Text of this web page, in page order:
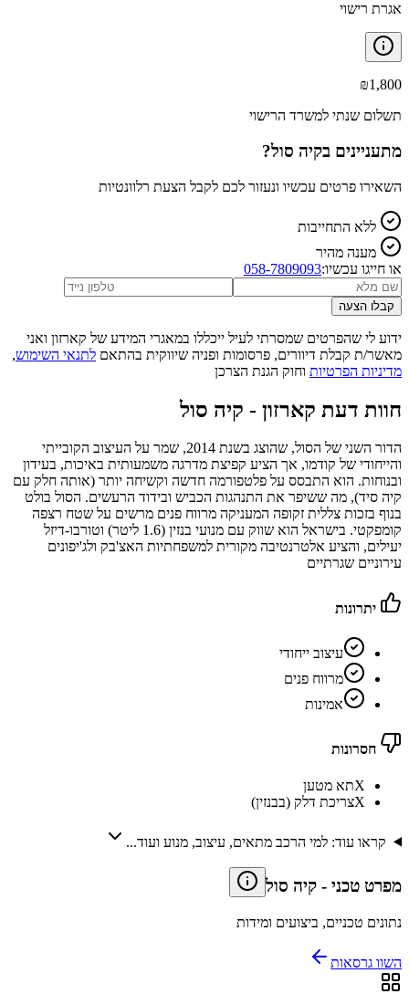
אגרת רישוי
₪1,800
תשלום שנתי למשרד הרישוי
מתעניינים בקיה סול?
השאירו פרטים עכשיו ונעזור לכם לקבל הצעת רלוונטיות
ללא התחייבות
מענה מהיר
או חייגו עכשיו:058-7809093
קבלו הצעה
ידוע לי שהפרטים שמסרתי לעיל ייכללו במאגרי המידע של קארזון ואני
מאשר/ת קבלת דיוורים, פרסומות ופניה שיווקית בהתאם לתנאי השימוש,
מדיניות הפרטיות וחוק הגנת הצרכן
חוות דעת קארזון - קיה סול
הדור השני של הסול, שהוצג בשנת 2014, שמר על העיצוב הקובייתי
והייחודי של קודמו, אך הציע קפיצת מדרגה משמעותית באיכות, בעידון
ובנוחות. הוא התבסס על פלטפורמה חדשה וקשיחה יותר (אותה חלק עם
קיה סיד), מה ששיפר את התנהגות הכביש ובידוד הרעשים. הסול בולט
בנוף בזכות צללית זקופה המעניקה מרווח פנים מרשים על שטח רצפה
קומפקטי. בישראל הוא שווק עם מנועי בנזין (1.6 ליטר) וטורבו-דיזל
יעילים, והציע אלטרנטיבה מקורית למשפחתיות האצ'בק ולג'יפונים
עירוניים שגרתיים
יתרונות
עיצוב ייחודי
מרווח פנים
אמינות
חסרונות
Xתא מטען
Xצריכת דלק (בבנזין)
קראו עוד: למי הרכב מתאים, עיצוב, מנוע ועוד...
מפרט טכני - קיה סול
נתונים טכניים, ביצועים ומידות
השוו גרסאות